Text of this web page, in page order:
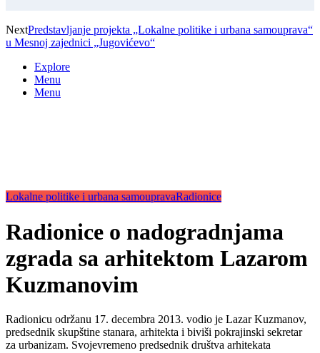
NextPredstavljanje projekta „Lokalne politike i urbana samouprava“
u Mesnoj zajednici „Jugovićevo“
Explore
Menu
Menu
Lokalne politike i urbana samoupravaRadionice
Radionice o nadogradnjama
zgrada sa arhitektom Lazarom
Kuzmanovim
Radionicu održanu 17. decembra 2013. vodio je Lazar Kuzmanov,
predsednik skupštine stanara, arhitekta i biviši pokrajinski sekretar
za urbanizam. Svojevremeno predsednik društva arhitekata